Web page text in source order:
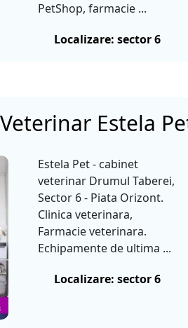
PetShop, farmacie ...
Localizare: sector 6
Estela
Estela Pet - cabinet
veterinar Drumul Taberei,
Sector 6 - Piata Orizont.
Clinica veterinara,
Farmacie veterinara.
Echipamente de ultima ...
Localizare: sector 6